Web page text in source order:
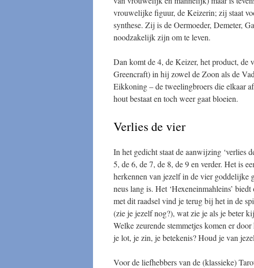
vrouwelijke figuur, de Keizerin; zij staat
synthese. Zij is de Oermoeder, Demeter,
noodzakelijk zijn om te leven.
Dan komt de 4, de Keizer, het product,
Greencraft) in hij zowel de Zoon als de
Eikkoning – de tweelingbroers die elkaar
hout bestaat en toch weer gaat bloeien.
Verlies de vier
In het gedicht staat de aanwijzing ‘verlies
5, de 6, de 7, de 8, de 9 en verder. Het is
herkennen van jezelf in de vier goddelijke
neus lang is. Het ‘Hexeneinmahleins’
met dit raadsel vind je terug bij het in de
(zie je jezelf nog?), wat zie je als je beter
Welke zeurende stemmetjes komen er
je lot, je zin, je betekenis? Houd je van
Voor de liefhebbers van de (klassieke)